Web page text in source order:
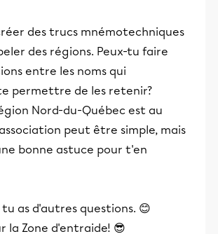
des trucs mnémotechniques
des régions. Peux-tu faire
entre les noms qui
permettre de les retenir?
Nord-du-Québec est au
peut être simple, mais
bonne astuce pour t'en
tu as d'autres questions. 😊
la Zone d'entraide! 😎